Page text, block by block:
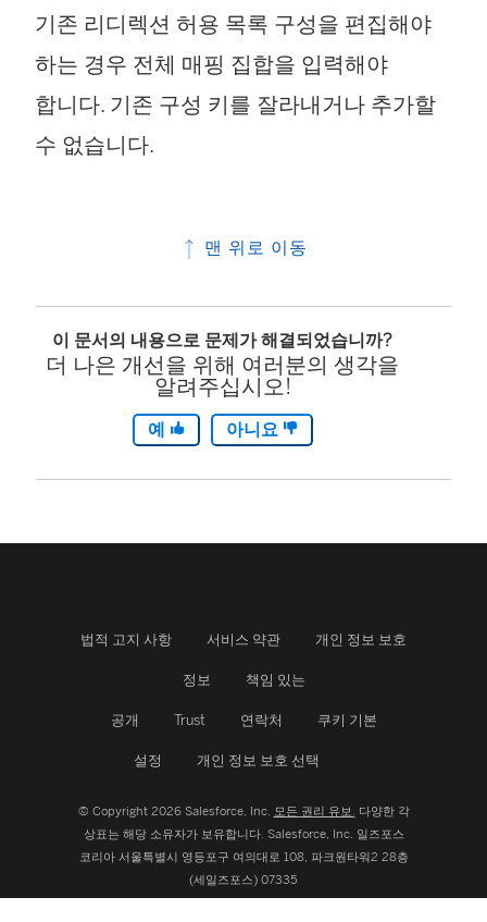
기존 리디렉션 허용 목록 구성을 편집해야
하는 경우 전체 매핑 집합을 입력해야
합니다. 기존 구성 키를 잘라내거나 추가할
수 없습니다.
맨 위로 이동
이 문서의 내용으로 문제가 해결되었습니까?
더 나은 개선을 위해 여러분의 생각을
알려주십시오!
예 아니요
법적 고지 사항 서비스 약관 개인 정보 보호
정보 책임 있는
공개 Trust 연락처 쿠키 기본
설정 개인 정보 보호 선택
© Copyright 2026 Salesforce, Inc. 모든 권리 유보. 다양한 각
상표는 해당 소유자가 보유합니다. Salesforce, Inc. 일즈포스
코리아 서울특별시 영등포구 여의대로 108, 파크원타워2 28층
(세일즈포스) 07335